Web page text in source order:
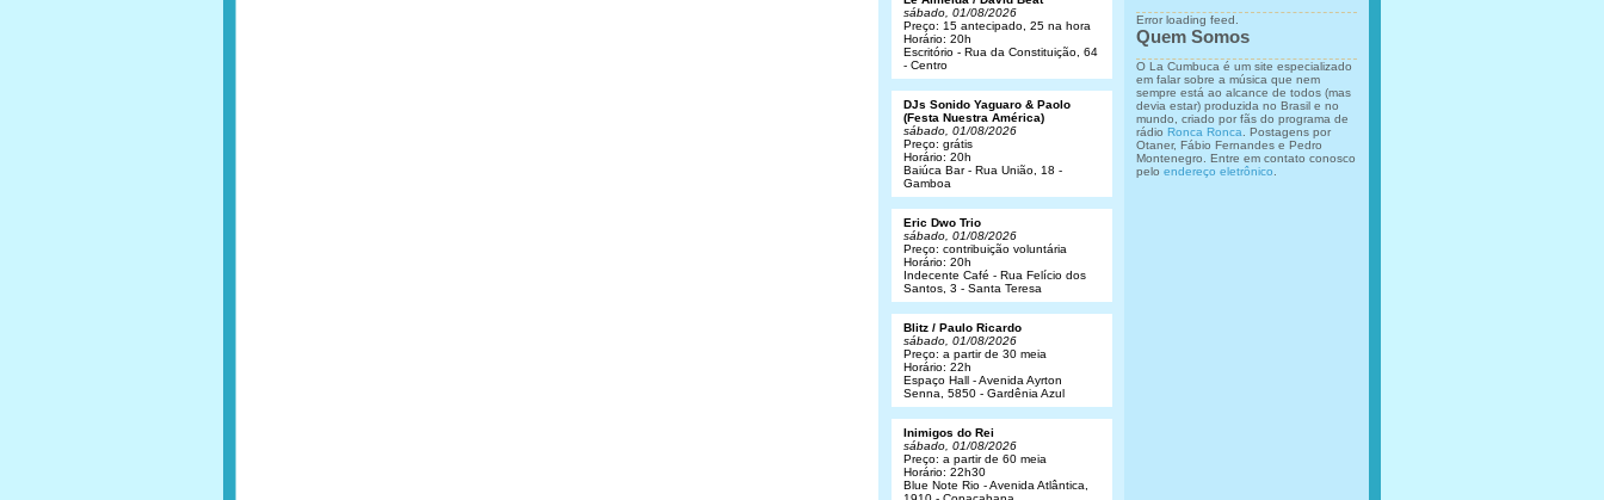
Error loading feed.
Quem Somos
O La Cumbuca é um site especializado
em falar sobre a música que nem
sempre está ao alcance de todos (mas
devia estar) produzida no Brasil e no
mundo, criado por fãs do programa de
rádio Ronca Ronca. Postagens por
Otaner, Fábio Fernandes e Pedro
Montenegro. Entre em contato conosco
pelo endereço eletrônico.
sábado, 01/08/2026
Preço: 15 antecipado, 25 na hora
Horário: 20h
Escritório - Rua da Constituição, 64
- Centro
DJs Sonido Yaguaro & Paolo
(Festa Nuestra América)
sábado, 01/08/2026
Preço: grátis
Horário: 20h
Baiúca Bar - Rua União, 18 -
Gamboa
Eric Dwo Trio
sábado, 01/08/2026
Preço: contribuição voluntária
Horário: 20h
Indecente Café - Rua Felício dos
Santos, 3 - Santa Teresa
Blitz / Paulo Ricardo
sábado, 01/08/2026
Preço: a partir de 30 meia
Horário: 22h
Espaço Hall - Avenida Ayrton
Senna, 5850 - Gardênia Azul
Inimigos do Rei
sábado, 01/08/2026
Preço: a partir de 60 meia
Horário: 22h30
Blue Note Rio - Avenida Atlântica,